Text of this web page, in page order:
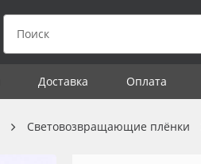
Доставка Оплата
Световозвращающие плёнки